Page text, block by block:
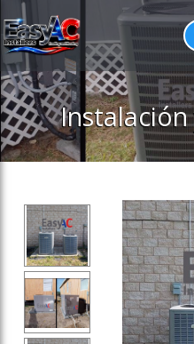
slideout